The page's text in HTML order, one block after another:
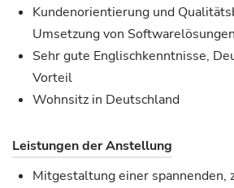
Kundenorientierung und
Umsetzung von Softwarelösungen
Sehr gute Englischkenntnisse,
Vorteil
Wohnsitz in Deutschland
Leistungen der Anstellung
Mitgestaltung einer spannenden,